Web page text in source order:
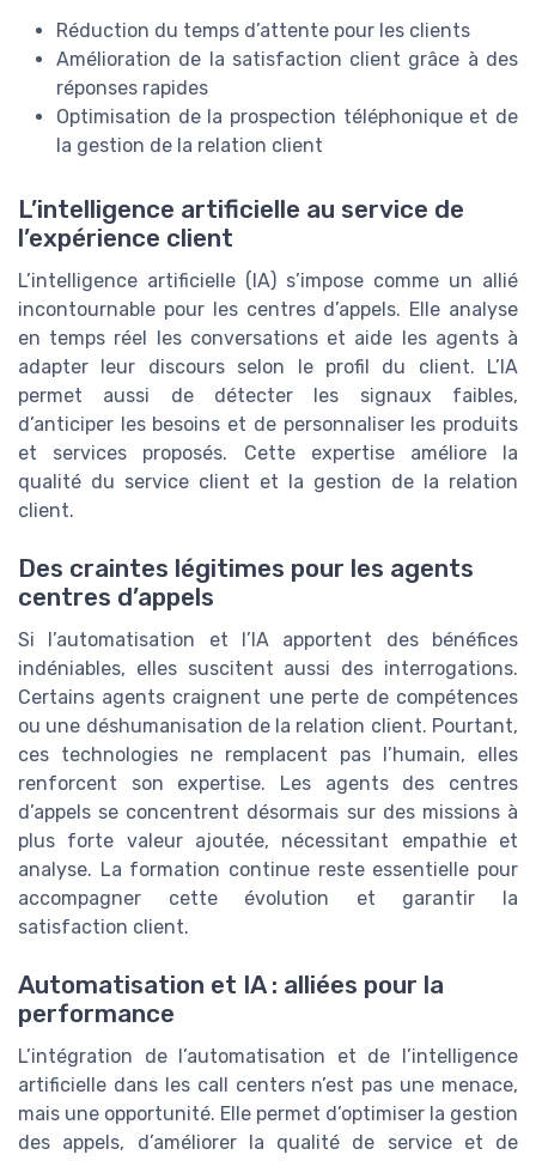
Réduction du temps d’attente pour les clients
Amélioration de la satisfaction client grâce à des
réponses rapides
Optimisation de la prospection téléphonique et de
la gestion de la relation client
L’intelligence artificielle au service de
l’expérience client
L’intelligence artificielle (IA) s’impose comme un allié
incontournable pour les centres d’appels. Elle analyse
en temps réel les conversations et aide les agents à
adapter leur discours selon le profil du client. L’IA
permet aussi de détecter les signaux faibles,
d’anticiper les besoins et de personnaliser les produits
et services proposés. Cette expertise améliore la
qualité du service client et la gestion de la relation
client.
Des craintes légitimes pour les agents
centres d’appels
Si l’automatisation et l’IA apportent des bénéfices
indéniables, elles suscitent aussi des interrogations.
Certains agents craignent une perte de compétences
ou une déshumanisation de la relation client. Pourtant,
ces technologies ne remplacent pas l’humain, elles
renforcent son expertise. Les agents des centres
d’appels se concentrent désormais sur des missions à
plus forte valeur ajoutée, nécessitant empathie et
analyse. La formation continue reste essentielle pour
accompagner cette évolution et garantir la
satisfaction client.
Automatisation et IA : alliées pour la
performance
L’intégration de l’automatisation et de l’intelligence
artificielle dans les call centers n’est pas une menace,
mais une opportunité. Elle permet d’optimiser la gestion
des appels, d’améliorer la qualité de service et de